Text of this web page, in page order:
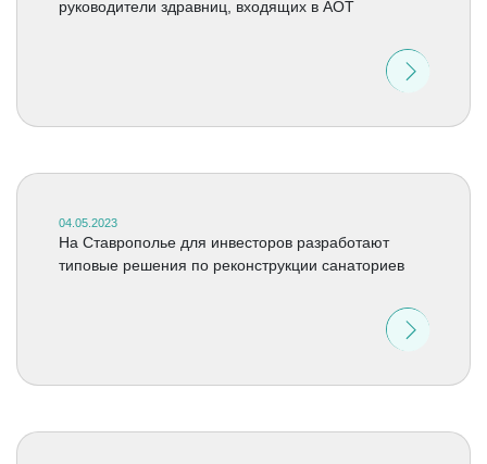
руководители здравниц, входящих в АОТ
04.05.2023
На Ставрополье для инвесторов разработают
типовые решения по реконструкции санаториев